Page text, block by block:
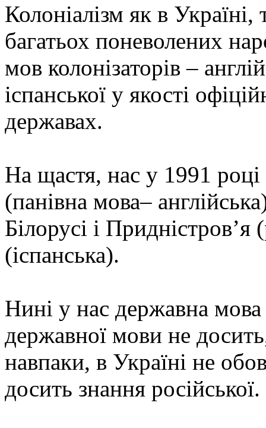
Колоніалізм як в Україні,
багатьох поневолених
мов колонізаторів –
іспанської у якості
державах.
На щастя, нас у 1991 році
(панівна мова–
Білорусі і Придністров’я
(іспанська).
Нині у нас державна мова
державної мови не
навпаки, в Україні не
досить знання російської.